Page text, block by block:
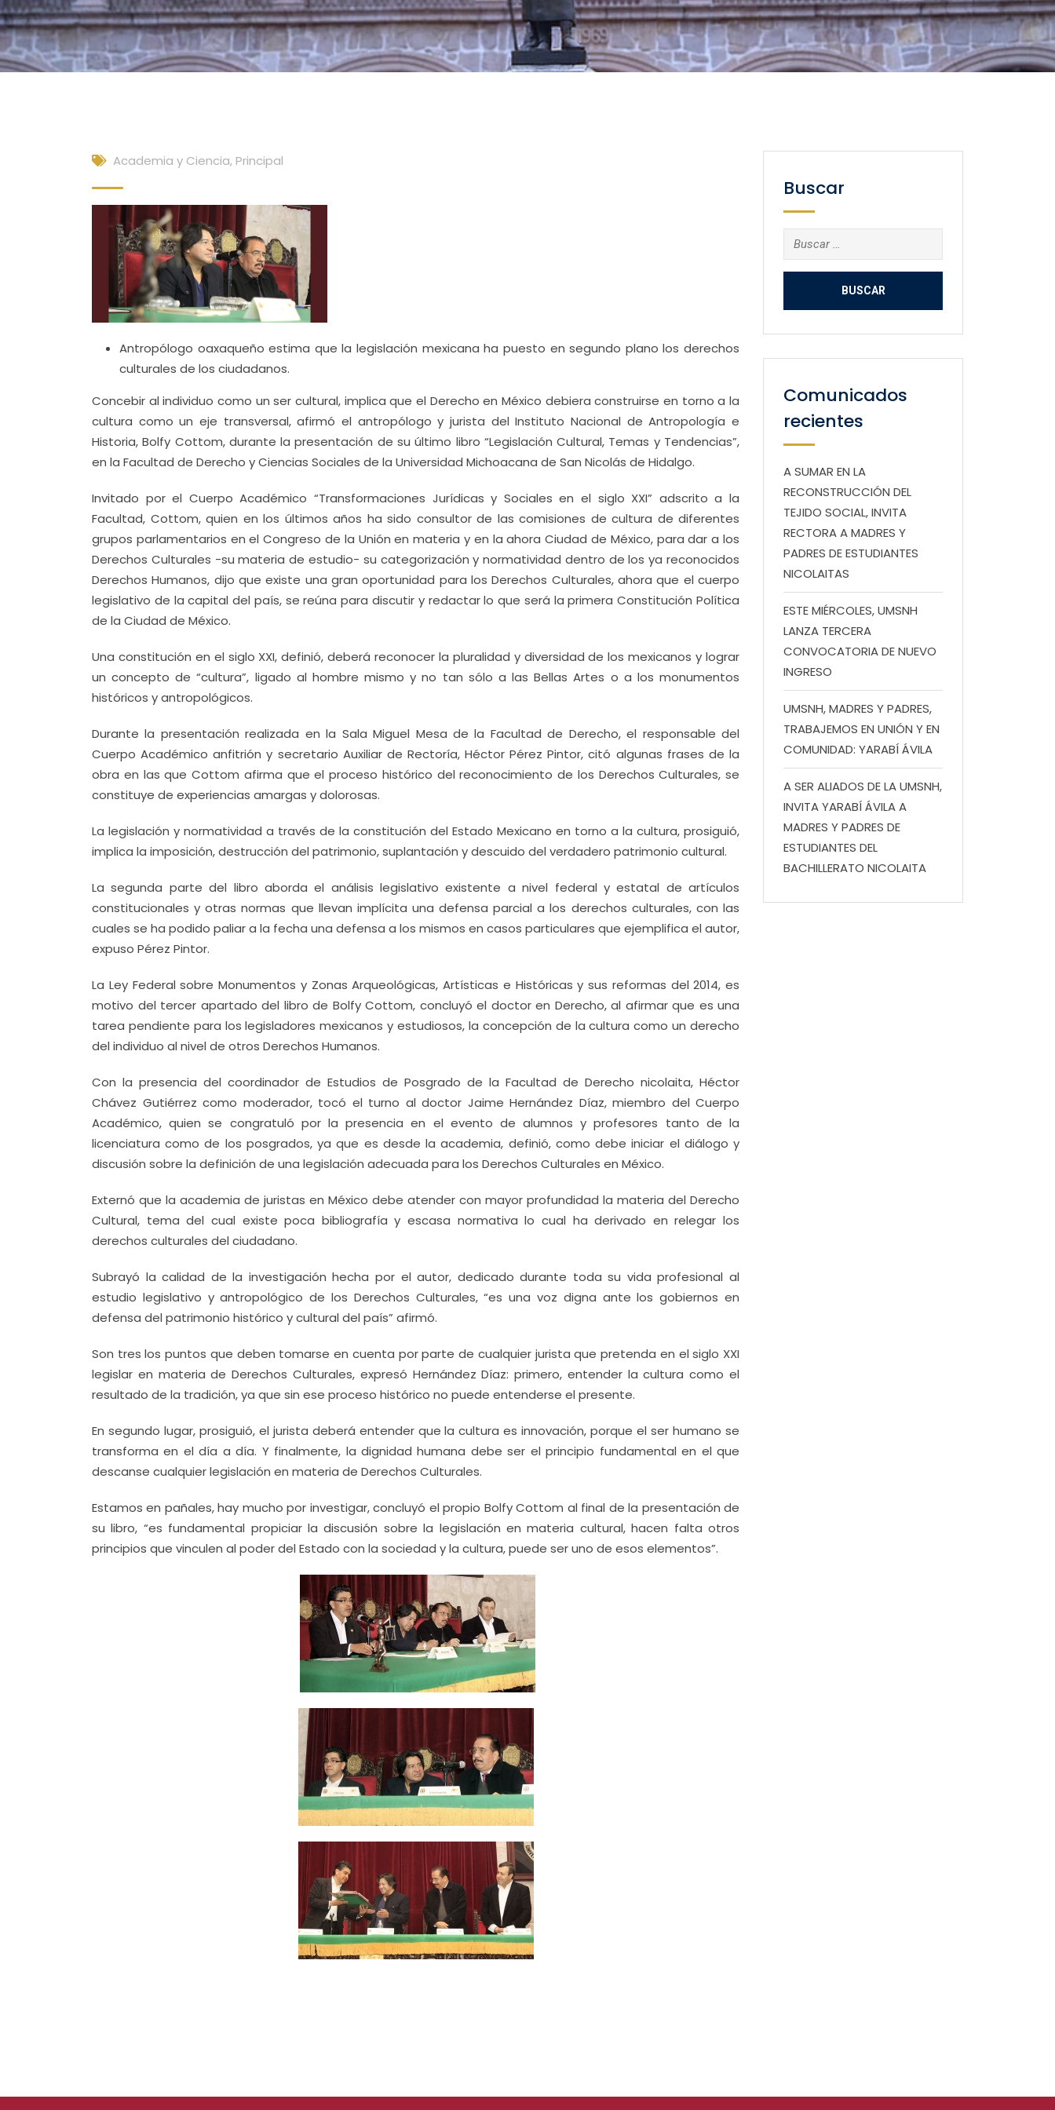
Academia y Ciencia, Principal
Antropólogo oaxaqueño estima que la legislación mexicana ha puesto en segundo plano los derechos
culturales de los ciudadanos.
Concebir al individuo como un ser cultural, implica que el Derecho en México debiera construirse en torno a la
cultura como un eje transversal, afirmó el antropólogo y jurista del Instituto Nacional de Antropología e
Historia, Bolfy Cottom, durante la presentación de su último libro “Legislación Cultural, Temas y Tendencias”,
en la Facultad de Derecho y Ciencias Sociales de la Universidad Michoacana de San Nicolás de Hidalgo.
Invitado por el Cuerpo Académico “Transformaciones Jurídicas y Sociales en el siglo XXI” adscrito a la
Facultad, Cottom, quien en los últimos años ha sido consultor de las comisiones de cultura de diferentes
grupos parlamentarios en el Congreso de la Unión en materia y en la ahora Ciudad de México, para dar a los
Derechos Culturales -su materia de estudio- su categorización y normatividad dentro de los ya reconocidos
Derechos Humanos, dijo que existe una gran oportunidad para los Derechos Culturales, ahora que el cuerpo
legislativo de la capital del país, se reúna para discutir y redactar lo que será la primera Constitución Política
de la Ciudad de México.
Una constitución en el siglo XXI, definió, deberá reconocer la pluralidad y diversidad de los mexicanos y lograr
un concepto de “cultura”, ligado al hombre mismo y no tan sólo a las Bellas Artes o a los monumentos
históricos y antropológicos.
Durante la presentación realizada en la Sala Miguel Mesa de la Facultad de Derecho, el responsable del
Cuerpo Académico anfitrión y secretario Auxiliar de Rectoría, Héctor Pérez Pintor, citó algunas frases de la
obra en las que Cottom afirma que el proceso histórico del reconocimiento de los Derechos Culturales, se
constituye de experiencias amargas y dolorosas.
La legislación y normatividad a través de la constitución del Estado Mexicano en torno a la cultura, prosiguió,
implica la imposición, destrucción del patrimonio, suplantación y descuido del verdadero patrimonio cultural.
La segunda parte del libro aborda el análisis legislativo existente a nivel federal y estatal de artículos
constitucionales y otras normas que llevan implícita una defensa parcial a los derechos culturales, con las
cuales se ha podido paliar a la fecha una defensa a los mismos en casos particulares que ejemplifica el autor,
expuso Pérez Pintor.
La Ley Federal sobre Monumentos y Zonas Arqueológicas, Artísticas e Históricas y sus reformas del 2014, es
motivo del tercer apartado del libro de Bolfy Cottom, concluyó el doctor en Derecho, al afirmar que es una
tarea pendiente para los legisladores mexicanos y estudiosos, la concepción de la cultura como un derecho
del individuo al nivel de otros Derechos Humanos.
Con la presencia del coordinador de Estudios de Posgrado de la Facultad de Derecho nicolaita, Héctor
Chávez Gutiérrez como moderador, tocó el turno al doctor Jaime Hernández Díaz, miembro del Cuerpo
Académico, quien se congratuló por la presencia en el evento de alumnos y profesores tanto de la
licenciatura como de los posgrados, ya que es desde la academia, definió, como debe iniciar el diálogo y
discusión sobre la definición de una legislación adecuada para los Derechos Culturales en México.
Externó que la academia de juristas en México debe atender con mayor profundidad la materia del Derecho
Cultural, tema del cual existe poca bibliografía y escasa normativa lo cual ha derivado en relegar los
derechos culturales del ciudadano.
Subrayó la calidad de la investigación hecha por el autor, dedicado durante toda su vida profesional al
estudio legislativo y antropológico de los Derechos Culturales, “es una voz digna ante los gobiernos en
defensa del patrimonio histórico y cultural del país” afirmó.
Son tres los puntos que deben tomarse en cuenta por parte de cualquier jurista que pretenda en el siglo XXI
legislar en materia de Derechos Culturales, expresó Hernández Díaz: primero, entender la cultura como el
resultado de la tradición, ya que sin ese proceso histórico no puede entenderse el presente.
En segundo lugar, prosiguió, el jurista deberá entender que la cultura es innovación, porque el ser humano se
transforma en el día a día. Y finalmente, la dignidad humana debe ser el principio fundamental en el que
descanse cualquier legislación en materia de Derechos Culturales.
Estamos en pañales, hay mucho por investigar, concluyó el propio Bolfy Cottom al final de la presentación de
su libro, “es fundamental propiciar la discusión sobre la legislación en materia cultural, hacen falta otros
principios que vinculen al poder del Estado con la sociedad y la cultura, puede ser uno de esos elementos”.
Buscar
Buscar:
Comunicados
recientes
A SUMAR EN LA
RECONSTRUCCIÓN DEL
TEJIDO SOCIAL, INVITA
RECTORA A MADRES Y
PADRES DE ESTUDIANTES
NICOLAITAS
ESTE MIÉRCOLES, UMSNH
LANZA TERCERA
CONVOCATORIA DE NUEVO
INGRESO
UMSNH, MADRES Y PADRES,
TRABAJEMOS EN UNIÓN Y EN
COMUNIDAD: YARABÍ ÁVILA
A SER ALIADOS DE LA UMSNH,
INVITA YARABÍ ÁVILA A
MADRES Y PADRES DE
ESTUDIANTES DEL
BACHILLERATO NICOLAITA